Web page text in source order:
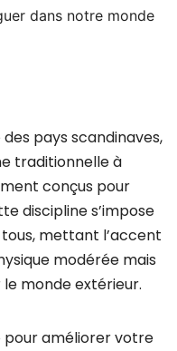
dans notre monde
pays scandinaves,
traditionnelle à
conçus pour
discipline s’impose
mettant l’accent
modérée mais
monde extérieur.
pour améliorer votre